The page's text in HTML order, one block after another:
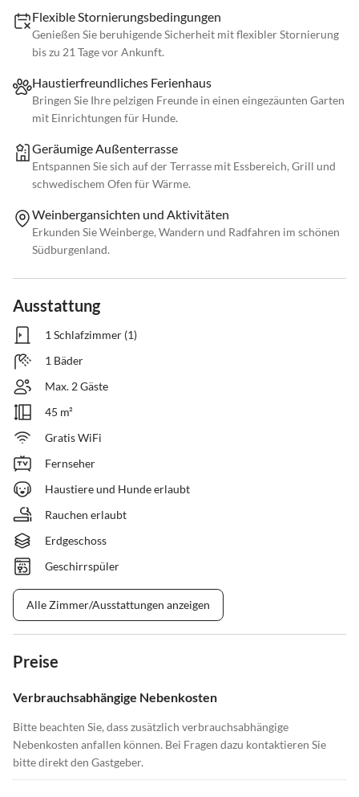
Flexible Stornierungsbedingungen
Genießen Sie beruhigende Sicherheit mit flexibler Stornierung
bis zu 21 Tage vor Ankunft.
Haustierfreundliches Ferienhaus
Bringen Sie Ihre pelzigen Freunde in einen eingezäunten Garten
mit Einrichtungen für Hunde.
Geräumige Außenterrasse
Entspannen Sie sich auf der Terrasse mit Essbereich, Grill und
schwedischem Ofen für Wärme.
Weinbergansichten und Aktivitäten
Erkunden Sie Weinberge, Wandern und Radfahren im schönen
Südburgenland.
Ausstattung
1 Schlafzimmer (1)
1 Bäder
Max. 2 Gäste
45 m²
Gratis WiFi
Fernseher
Haustiere und Hunde erlaubt
Rauchen erlaubt
Erdgeschoss
Geschirrspüler
Alle Zimmer/Ausstattungen anzeigen
Preise
Verbrauchsabhängige Nebenkosten
Bitte beachten Sie, dass zusätzlich verbrauchsabhängige
Nebenkosten anfallen können. Bei Fragen dazu kontaktieren Sie
bitte direkt den Gastgeber.